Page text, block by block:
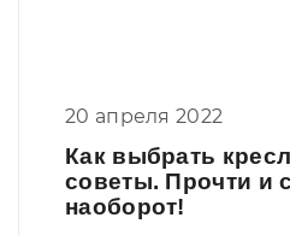
20 апреля 2022
Как выбрать
советы. Прочти и
наоборот!